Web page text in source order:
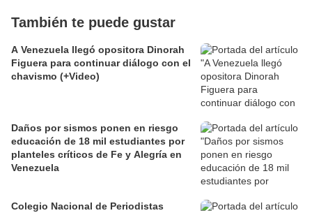
También te puede gustar
A Venezuela llegó opositora Dinorah
Figuera para continuar diálogo con el
chavismo (+Video)
Daños por sismos ponen en riesgo
educación de 18 mil estudiantes por
planteles críticos de Fe y Alegría en
Venezuela
Colegio Nacional de Periodistas